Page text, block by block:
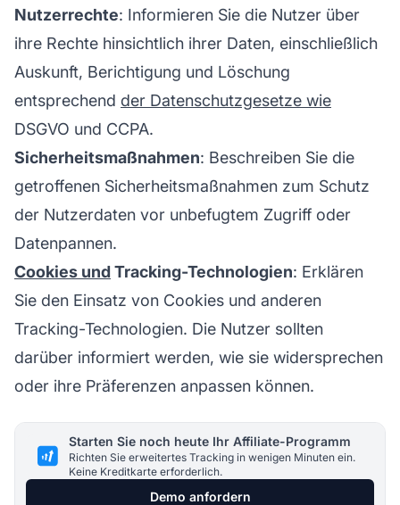
Nutzerrechte: Informieren Sie die Nutzer über
ihre Rechte hinsichtlich ihrer Daten, einschließlich
Auskunft, Berichtigung und Löschung
entsprechend der Datenschutzgesetze wie
DSGVO und CCPA.
Sicherheitsmaßnahmen: Beschreiben Sie die
getroffenen Sicherheitsmaßnahmen zum Schutz
der Nutzerdaten vor unbefugtem Zugriff oder
Datenpannen.
Cookies undTracking-Technologien: Erklären
Sie den Einsatz von Cookies und anderen
Tracking-Technologien. Die Nutzer sollten
darüber informiert werden, wie sie widersprechen
oder ihre Präferenzen anpassen können.
Starten Sie noch heute Ihr Affiliate-Programm
Richten Sie erweitertes Tracking in wenigen Minuten ein.
Keine Kreditkarte erforderlich.
Demo anfordern